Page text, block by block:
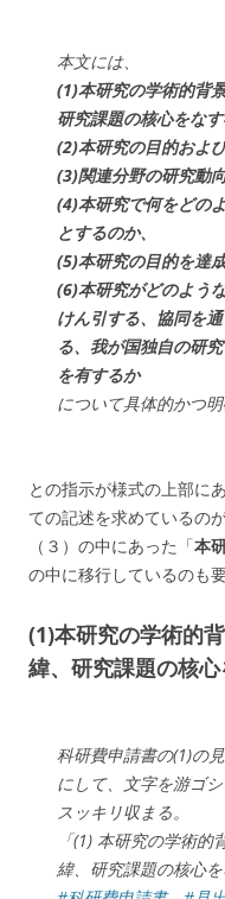
本文には、
(1)本研究の学術的背
研究課題の核心をなす
(2)本研究の目的およ
(3)関連分野の研究動
(4)本研究で何をどの
とするのか、
(5)本研究の目的を達
(6)本研究がどのよう
けん引する、協同を
る、我が国独自の研
を有するか
について具体的かつ明
との指示が様式の上部に
ての記述を求めているの
（３）の中にあった「本
の中に移行しているのも
(1)本研究の学術的
緯、研究課題の核心
科研費申請書の(1)の
にして、文字を游ゴ
スッキリ収まる。
「(1) 本研究の学術
緯、研究課題の核心